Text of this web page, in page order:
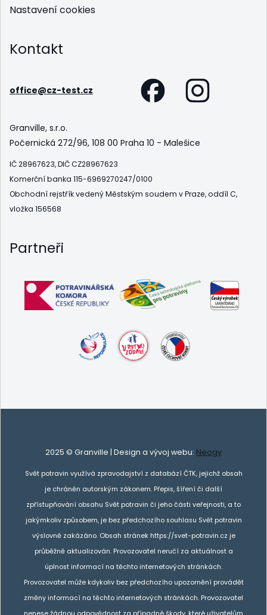
Nastavení cookies
Kontakt
office@cz-test.cz
Granville, s.r.o.
Počernická 272/96, 108 00 Praha 10 - Malešice
IČ 28967623, DIČ CZ28967623
Komerční banka 115-6969270247/0100
Obchodní rejstřík vedený Městským soudem v Praze, oddíl C,
vložka 156568
Partneři
2025 © Granville | Design a vývoj webu: Neogy
Svět potravin využívá zpravodajství z databází ČTK, jejichž obsah
je chráněn autorským zákonem. Přepis, šíření či další
zpřístupňování obsahu Svět potravin či jeho části veřejnosti, a to
jakýmkoliv způsobem, je bez předchozího souhlasu Svět potravin
výslovně zakázáno. Obsah stránek https://svet-potravin.cz je
průběžně aktualizován. Provozovatel neručí za aktuálnost a
úplnost informací na těchto internetových stránkách.
Provozovatel může kdykoliv bez předchozího upozornění provádět
změny informací na těchto internetových stránkách. Provozovatel